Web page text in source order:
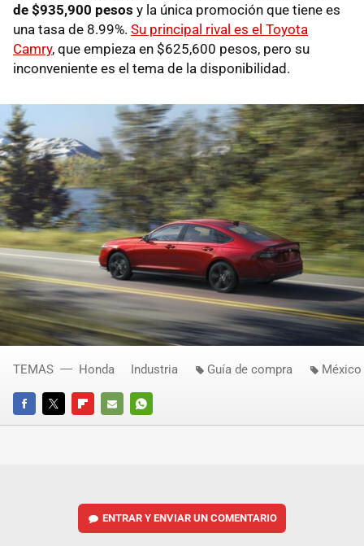
de $935,900 pesos y la única promoción que tiene es
una tasa de 8.99%. Su principal rival es el Toyota
Camry, que empieza en $625,600 pesos, pero su
inconveniente es el tema de la disponibilidad.
FACEBOOKTWITTERFLIPBOARD
E-
WHATSAPP
TEMAS Honda Industria Guía de compra México
ENTRAR Y ENVIAR UN COMENTARIO